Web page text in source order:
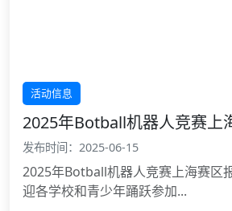
活动信息
2025年Botball机器人竞赛上
发布时间：2025-06-15
2025年Botball机器人竞赛上海赛区
迎各学校和青少年踊跃参加...